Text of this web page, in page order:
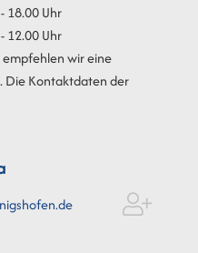
18.00 Uhr
12.00 Uhr
wir eine
. Die Kontaktdaten der